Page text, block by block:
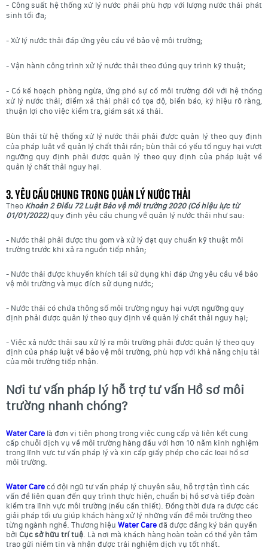
- Công suất hệ thống xử lý nước phải phù hợp với lượng nước thải phát
sinh tối đa;
- Xử lý nước thải đáp ứng yêu cầu về bảo vệ môi trường;
- Vận hành công trình xử lý nước thải theo đúng quy trình kỹ thuật;
- Có kế hoạch phòng ngừa, ứng phó sự cố môi trường đối với hệ thống
xử lý nước thải; điểm xả thải phải có tọa độ, biển báo, ký hiệu rõ ràng,
thuận lợi cho việc kiểm tra, giám sát xả thải.
Bùn thải từ hệ thống xử lý nước thải phải được quản lý theo quy định
của pháp luật về quản lý chất thải rắn; bùn thải có yếu tố nguy hại vượt
ngưỡng quy định phải được quản lý theo quy định của pháp luật về
quản lý chất thải nguy hại.
3. Yêu cầu chung trong quản lý nước thải
Theo Khoản 2 Điều 72 Luật Bảo vệ môi trường 2020 (Có hiệu lực từ
01/01/2022)quy định yêu cầu chung về quản lý nước thải như sau:
- Nước thải phải được thu gom và xử lý đạt quy chuẩn kỹ thuật môi
trường trước khi xả ra nguồn tiếp nhận;
- Nước thải được khuyến khích tái sử dụng khi đáp ứng yêu cầu về bảo
vệ môi trường và mục đích sử dụng nước;
- Nước thải có chứa thông số môi trường nguy hại vượt ngưỡng quy
định phải được quản lý theo quy định về quản lý chất thải nguy hại;
- Việc xả nước thải sau xử lý ra môi trường phải được quản lý theo quy
định của pháp luật về bảo vệ môi trường, phù hợp với khả năng chịu tải
của môi trường tiếp nhận.
Nơi tư vấn pháp lý hỗ trợ tư vấn Hồ sơ môi
trường nhanh chóng?
Water Care là đơn vị tiên phong trong việc cung cấp và liên kết cung
cấp chuỗi dịch vụ về môi trường hàng đầu với hơn 10 năm kinh nghiệm
trong lĩnh vực tư vấn pháp lý và xin cấp giấy phép cho các loại hồ sơ
môi trường.
Water Care có đội ngũ tư vấn pháp lý chuyên sâu, hỗ trợ tận tình các
vấn đề liên quan đến quy trình thực hiện, chuẩn bị hồ sơ và tiếp đoàn
kiểm tra lĩnh vực môi trường (nếu cần thiết). Đồng thời đưa ra được các
giải pháp tối ưu giúp khách hàng xử lý những vấn đề môi trường theo
từng ngành nghề. Thương hiệu Water Care đã được đăng ký bản quyền
bởi Cục sở hữu trí tuệ. Là nơi mà khách hàng hoàn toàn có thể yên tâm
trao gửi niềm tin và nhận được trải nghiệm dịch vụ tốt nhất.